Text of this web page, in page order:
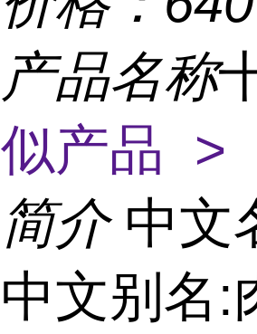
产品名称
似产品 >
简介 中文
中文别名: